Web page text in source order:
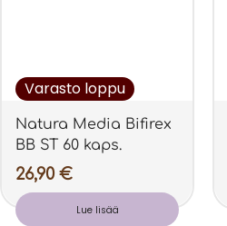
Varasto loppu
Natura Media Bifirex
BB ST 60 kaps.
26,90 €
Lue lisää